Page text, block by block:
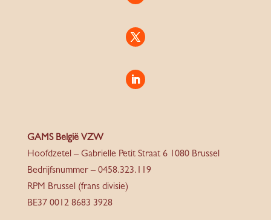
GAMS België VZW
Hoofdzetel – Gabrielle Petit Straat 6 1080 Brussel
Bedrijfsnummer – 0458.323.119
RPM Brussel (frans divisie)
BE37 0012 8683 3928